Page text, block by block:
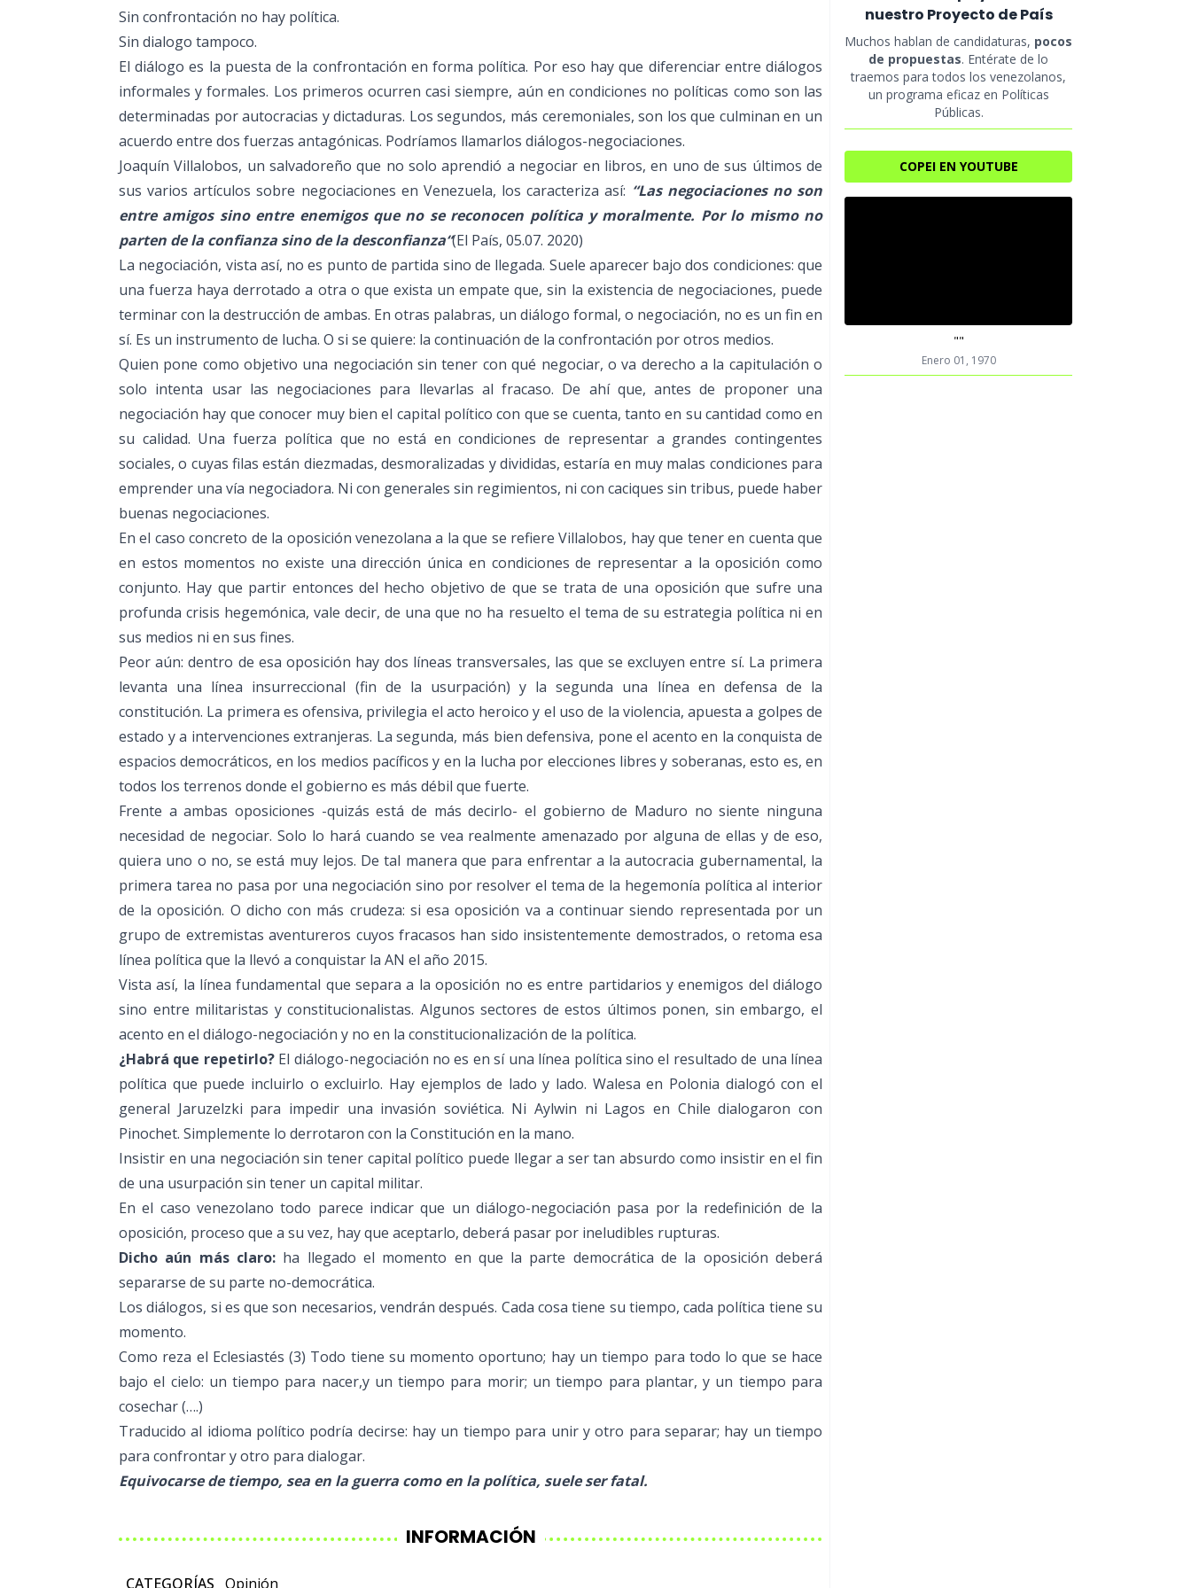
Sin confrontación no hay política.
Sin dialogo tampoco.
El diálogo es la puesta de la confrontación en forma política. Por eso hay que diferenciar entre diálogos
informales y formales. Los primeros ocurren casi siempre, aún en condiciones no políticas como son las
determinadas por autocracias y dictaduras. Los segundos, más ceremoniales, son los que culminan en un
acuerdo entre dos fuerzas antagónicas. Podríamos llamarlos diálogos-negociaciones.
Joaquín Villalobos, un salvadoreño que no solo aprendió a negociar en libros, en uno de sus últimos de
sus varios artículos sobre negociaciones en Venezuela, los caracteriza así: “Las negociaciones no son
entre amigos sino entre enemigos que no se reconocen política y moralmente. Por lo mismo no
parten de la confianza sino de la desconfianza“(El País, 05.07. 2020)
La negociación, vista así, no es punto de partida sino de llegada. Suele aparecer bajo dos condiciones: que
una fuerza haya derrotado a otra o que exista un empate que, sin la existencia de negociaciones, puede
terminar con la destrucción de ambas. En otras palabras, un diálogo formal, o negociación, no es un fin en
sí. Es un instrumento de lucha. O si se quiere: la continuación de la confrontación por otros medios.
Quien pone como objetivo una negociación sin tener con qué negociar, o va derecho a la capitulación o
solo intenta usar las negociaciones para llevarlas al fracaso. De ahí que, antes de proponer una
negociación hay que conocer muy bien el capital político con que se cuenta, tanto en su cantidad como en
su calidad. Una fuerza política que no está en condiciones de representar a grandes contingentes
sociales, o cuyas filas están diezmadas, desmoralizadas y divididas, estaría en muy malas condiciones para
emprender una vía negociadora. Ni con generales sin regimientos, ni con caciques sin tribus, puede haber
buenas negociaciones.
En el caso concreto de la oposición venezolana a la que se refiere Villalobos, hay que tener en cuenta que
en estos momentos no existe una dirección única en condiciones de representar a la oposición como
conjunto. Hay que partir entonces del hecho objetivo de que se trata de una oposición que sufre una
profunda crisis hegemónica, vale decir, de una que no ha resuelto el tema de su estrategia política ni en
sus medios ni en sus fines.
Peor aún: dentro de esa oposición hay dos líneas transversales, las que se excluyen entre sí. La primera
levanta una línea insurreccional (fin de la usurpación) y la segunda una línea en defensa de la
constitución. La primera es ofensiva, privilegia el acto heroico y el uso de la violencia, apuesta a golpes de
estado y a intervenciones extranjeras. La segunda, más bien defensiva, pone el acento en la conquista de
espacios democráticos, en los medios pacíficos y en la lucha por elecciones libres y soberanas, esto es, en
todos los terrenos donde el gobierno es más débil que fuerte.
Frente a ambas oposiciones -quizás está de más decirlo- el gobierno de Maduro no siente ninguna
necesidad de negociar. Solo lo hará cuando se vea realmente amenazado por alguna de ellas y de eso,
quiera uno o no, se está muy lejos. De tal manera que para enfrentar a la autocracia gubernamental, la
primera tarea no pasa por una negociación sino por resolver el tema de la hegemonía política al interior
de la oposición. O dicho con más crudeza: si esa oposición va a continuar siendo representada por un
grupo de extremistas aventureros cuyos fracasos han sido insistentemente demostrados, o retoma esa
línea política que la llevó a conquistar la AN el año 2015.
Vista así, la línea fundamental que separa a la oposición no es entre partidarios y enemigos del diálogo
sino entre militaristas y constitucionalistas. Algunos sectores de estos últimos ponen, sin embargo, el
acento en el diálogo-negociación y no en la constitucionalización de la política.
¿Habrá que repetirlo?El diálogo-negociación no es en sí una línea política sino el resultado de una línea
política que puede incluirlo o excluirlo. Hay ejemplos de lado y lado. Walesa en Polonia dialogó con el
general Jaruzelzki para impedir una invasión soviética. Ni Aylwin ni Lagos en Chile dialogaron con
Pinochet. Simplemente lo derrotaron con la Constitución en la mano.
Insistir en una negociación sin tener capital político puede llegar a ser tan absurdo como insistir en el fin
de una usurpación sin tener un capital militar.
En el caso venezolano todo parece indicar que un diálogo-negociación pasa por la redefinición de la
oposición, proceso que a su vez, hay que aceptarlo, deberá pasar por ineludibles rupturas.
Dicho aún más claro:ha llegado el momento en que la parte democrática de la oposición deberá
separarse de su parte no-democrática.
Los diálogos, si es que son necesarios, vendrán después. Cada cosa tiene su tiempo, cada política tiene su
momento.
Como reza el Eclesiastés (3) Todo tiene su momento oportuno; hay un tiempo para todo lo que se hace
bajo el cielo: un tiempo para nacer,y un tiempo para morir; un tiempo para plantar, y un tiempo para
cosechar (….)
Traducido al idioma político podría decirse: hay un tiempo para unir y otro para separar; hay un tiempo
para confrontar y otro para dialogar.
Equivocarse de tiempo, sea en la guerra como en la política, suele ser fatal.
INFORMACIÓN
CATEGORÍAS Opinión
nuestro Proyecto de País
Muchos hablan de candidaturas, pocos
de propuestas. Entérate de lo
traemos para todos los venezolanos,
un programa eficaz en Políticas
Públicas.
COPEI EN YOUTUBE
""
Enero 01, 1970